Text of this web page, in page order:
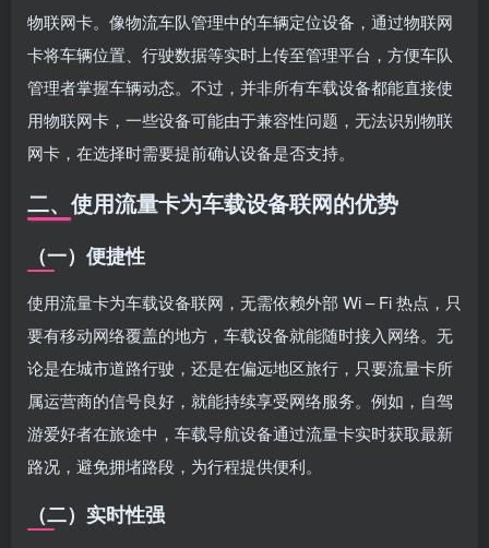
物联网卡。像物流车队管理中的车辆定位设备，通过物联网
卡将车辆位置、行驶数据等实时上传至管理平台，方便车队
管理者掌握车辆动态。不过，并非所有车载设备都能直接使
用物联网卡，一些设备可能由于兼容性问题，无法识别物联
网卡，在选择时需要提前确认设备是否支持。
二、使用流量卡为车载设备联网的优势
（一）便捷性
使用流量卡为车载设备联网，无需依赖外部 Wi – Fi 热点，只
要有移动网络覆盖的地方，车载设备就能随时接入网络。无
论是在城市道路行驶，还是在偏远地区旅行，只要流量卡所
属运营商的信号良好，就能持续享受网络服务。例如，自驾
游爱好者在旅途中，车载导航设备通过流量卡实时获取最新
路况，避免拥堵路段，为行程提供便利。
（二）实时性强